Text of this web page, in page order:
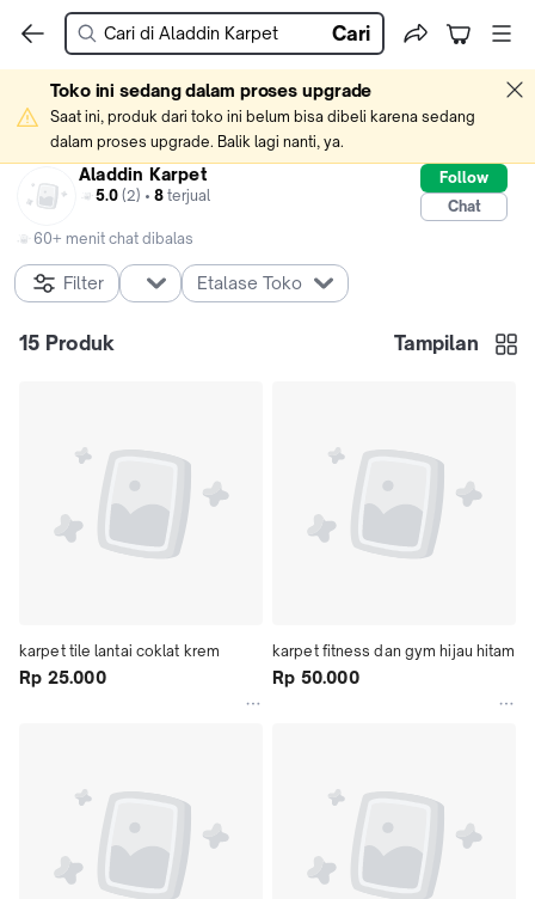
Cari
Toko ini sedang dalam proses upgrade
Saat ini, produk dari toko ini belum bisa dibeli karena sedang
dalam proses upgrade. Balik lagi nanti, ya.
Aladdin Karpet
5.0 (2) • 8 terjual
Follow
Chat
60+ menit chat dibalas
Filter Etalase Toko
15 Produk Tampilan
karpet tile lantai coklat krem
Rp 25.000
karpet fitness dan gym hijau hitam
Rp 50.000